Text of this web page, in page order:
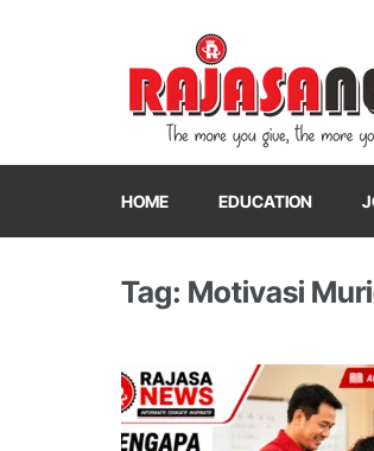
RajasaNews
"The more you give, the more you will
HOME EDUCATION
Tag: Motivasi